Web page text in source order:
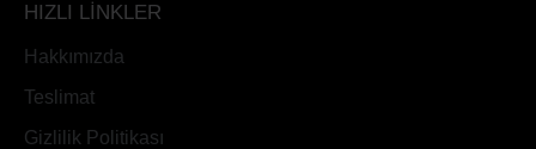
HIZLI LİNKLER
Hakkımızda
Teslimat
Gizlilik Politikası